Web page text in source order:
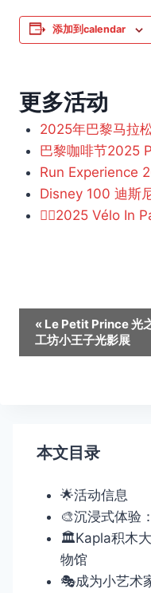
添加到calendar
更多活动
2025年巴黎马拉
巴黎咖啡节2025
Run Experience
Disney 100 迪斯
🚴‍♀️2025 Vélo In
活
动
« Le Petit Prince 光
工坊小王子光影展
本文目录
🌟活动信息
🎨沉浸式体验
🏛️Kapla积木
物馆
🎭成为小艺术